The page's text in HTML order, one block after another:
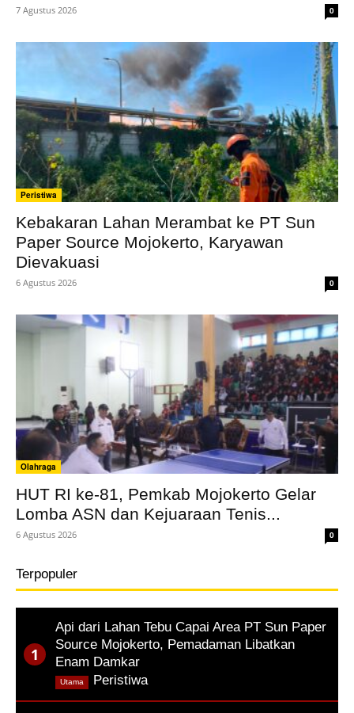
7 Agustus 2026 0
Peristiwa
Kebakaran Lahan Merambat ke PT Sun
Paper Source Mojokerto, Karyawan
Dievakuasi
6 Agustus 2026 0
Olahraga
HUT RI ke-81, Pemkab Mojokerto Gelar
Lomba ASN dan Kejuaraan Tenis...
6 Agustus 2026 0
Terpopuler
Api dari Lahan Tebu Capai Area PT Sun Paper
Source Mojokerto, Pemadaman Libatkan
Enam Damkar
Peristiwa,
Utama